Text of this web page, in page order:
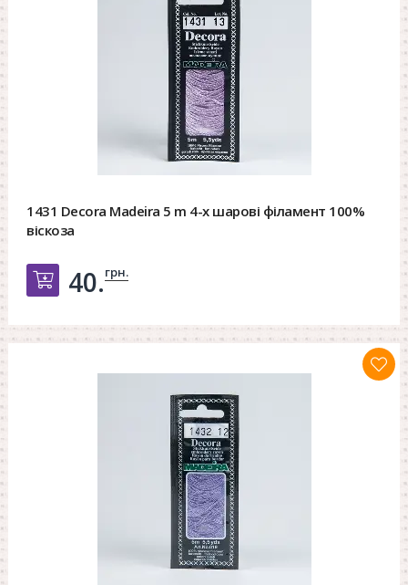
1431 Decora Madeira 5 m 4-х шарові філамент 100%
віскоза
Добавить в корзину
40.грн.